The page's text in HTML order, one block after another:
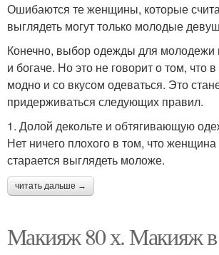
Ошибаются те женщины, которые
выглядеть могут только молодые
Конечно, выбор одежды для молодежи
и богаче. Но это не говорит о том, что
модно и со вкусом одеваться. Это
придерживаться следующих правил.
1. Долой декольте и обтягивающую
Нет ничего плохого в том, что женщина
старается выглядеть моложе.
читать дальше →
Макияж 80 х. Макияж в